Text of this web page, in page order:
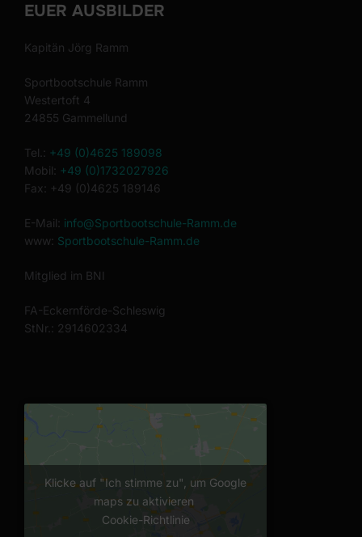
EUER AUSBILDER
Kapitän Jörg Ramm
Sportbootschule Ramm
Westertoft 4
24855 Gammellund
Tel.: +49 (0)4625 189098
Mobil: +49 (0)1732027926
Fax: +49 (0)4625 189146
E-Mail: info@Sportbootschule-Ramm.de
www: Sportbootschule-Ramm.de
Mitglied im BNI
FA-Eckernförde-Schleswig
StNr.: 2914602334
Klicke auf "Ich stimme zu", um Google
maps zu aktivieren
Cookie-Richtlinie